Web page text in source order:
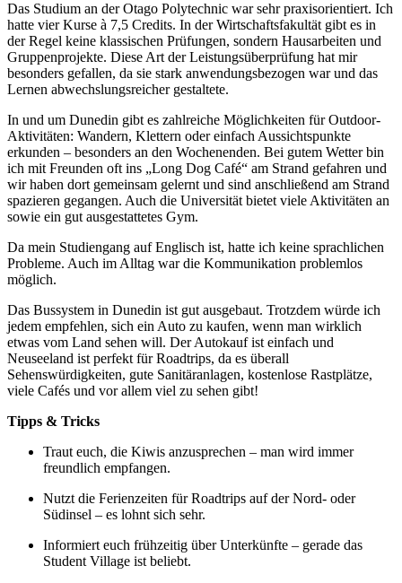
Das Studium an der Otago Polytechnic war sehr praxisorientiert. Ich
hatte vier Kurse à 7,5 Credits. In der Wirtschaftsfakultät gibt es in
der Regel keine klassischen Prüfungen, sondern Hausarbeiten und
Gruppenprojekte. Diese Art der Leistungsüberprüfung hat mir
besonders gefallen, da sie stark anwendungsbezogen war und das
Lernen abwechslungsreicher gestaltete.
In und um Dunedin gibt es zahlreiche Möglichkeiten für Outdoor-
Aktivitäten: Wandern, Klettern oder einfach Aussichtspunkte
erkunden – besonders an den Wochenenden. Bei gutem Wetter bin
ich mit Freunden oft ins „Long Dog Café“ am Strand gefahren und
wir haben dort gemeinsam gelernt und sind anschließend am Strand
spazieren gegangen. Auch die Universität bietet viele Aktivitäten an
sowie ein gut ausgestattetes Gym.
Da mein Studiengang auf Englisch ist, hatte ich keine sprachlichen
Probleme. Auch im Alltag war die Kommunikation problemlos
möglich.
Das Bussystem in Dunedin ist gut ausgebaut. Trotzdem würde ich
jedem empfehlen, sich ein Auto zu kaufen, wenn man wirklich
etwas vom Land sehen will. Der Autokauf ist einfach und
Neuseeland ist perfekt für Roadtrips, da es überall
Sehenswürdigkeiten, gute Sanitäranlagen, kostenlose Rastplätze,
viele Cafés und vor allem viel zu sehen gibt!
Tipps & Tricks
Traut euch, die Kiwis anzusprechen – man wird immer
freundlich empfangen.
Nutzt die Ferienzeiten für Roadtrips auf der Nord- oder
Südinsel – es lohnt sich sehr.
Informiert euch frühzeitig über Unterkünfte – gerade das
Student Village ist beliebt.